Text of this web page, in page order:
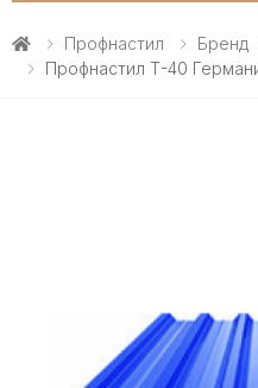
Профнастил Бренд
Профнастил Т-40